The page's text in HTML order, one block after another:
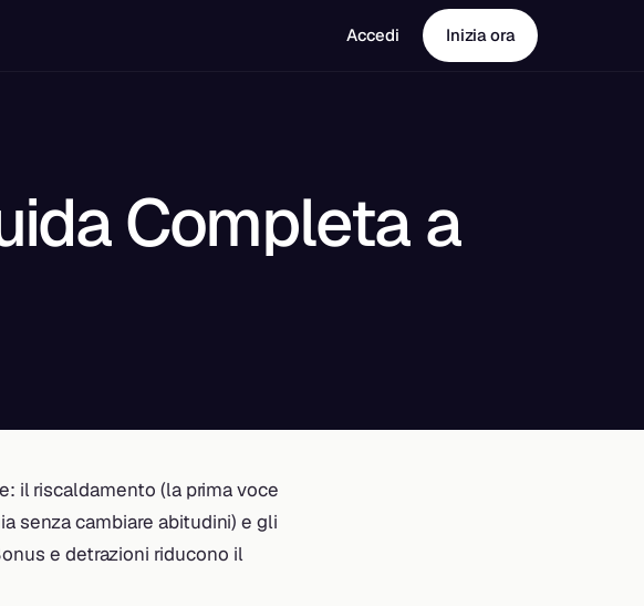
Accedi Inizia ora
Completa a
il riscaldamento (la prima voce
senza cambiare abitudini) e gli
e detrazioni riducono il